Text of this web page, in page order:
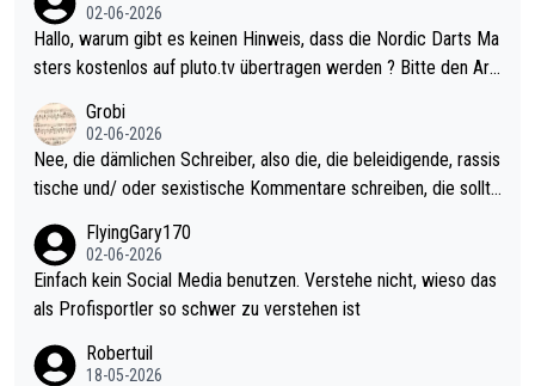
ziert. Somit ändert die automatische Qualifikation des Weltmei
sters erstmal nichts. Ich denke sie wollen damit für nächstes J
ohl wenig WDF Turniere spielen. Dies war bei Archie Self letzt
es Jahr der Fall. Er musste als amtierender Weltmeister durch
den Qualifier und ich glaube kaum, dass Mitchel sich das (in Ve
gas) antun würde, wenn er doch eigentlich die PDC-WM als Zi
el hat.
02-06-2026
Hallo, warum gibt es keinen Hinweis, dass die Nordic Darts Ma
sters kostenlos auf pluto.tv übertragen werden ? Bitte den Arti
Grobi
02-06-2026
Nee, die dämlichen Schreiber, also die, die beleidigende, rassis
tische und/ oder sexistische Kommentare schreiben, die sollte
s Leben in den Griff kriegen. Nur eins wundert mich: Luke Little
r war doch neulich erst derjenige, der über Social Media GvV p
rovoziert hat. Und Littlers Mutter schießt öfters mal gegen Ric
FlyingGary170
02-06-2026
Einfach kein Social Media benutzen. Verstehe nicht, wieso das
als Profisportler so schwer zu verstehen ist
Robertuil
18-05-2026